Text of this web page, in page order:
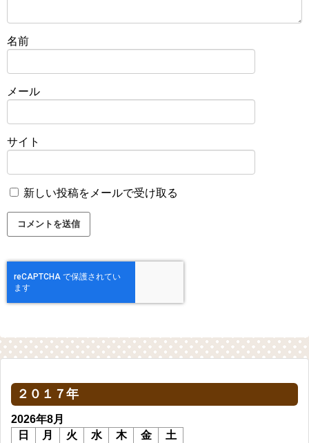
名前
メール
サイト
新しい投稿をメールで受け取る
２０１７年
2026年8月
日
月 火 水 木 金
土